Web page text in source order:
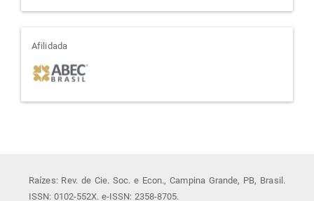
afiliada
Afilidada
Raízes: Rev. de Cie. Soc. e Econ., Campina Grande, PB, Brasil.
ISSN: 0102-552X. e-ISSN: 2358-8705.